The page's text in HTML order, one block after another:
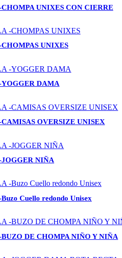
UNIXES CON CIERRE
UNIXES
DAMA
OVERSIZE UNISEX
NIÑA
Cuello redondo Unisex
DE CHOMPA NIÑO Y NIÑA